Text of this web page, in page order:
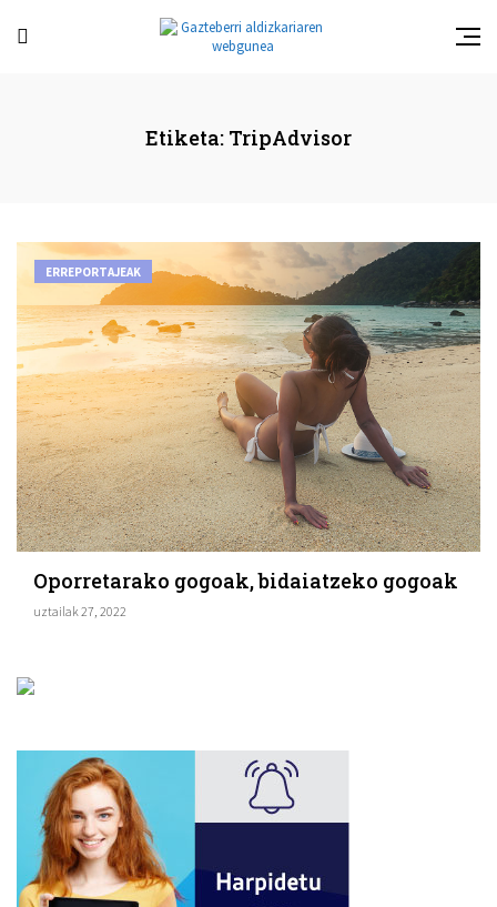
Etiketa: TripAdvisor
ERREPORTAJEAK
Oporretarako gogoak, bidaiatzeko gogoak
uztailak 27, 2022